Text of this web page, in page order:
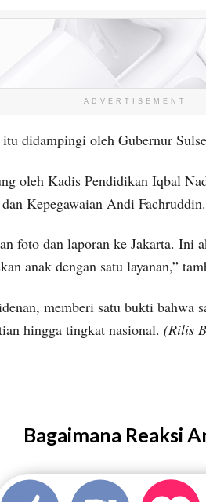
ADVERTISEMENT
didampingi oleh Gubernur
oleh Kadis Pendidikan Iqbal
Kepegawaian Andi Fachruddin.
foto dan laporan ke Jakarta. Ini
anak dengan satu layanan,”
memberi satu bukti bahwa
hingga tingkat nasional. (Rilis
Bagaimana Reaksi